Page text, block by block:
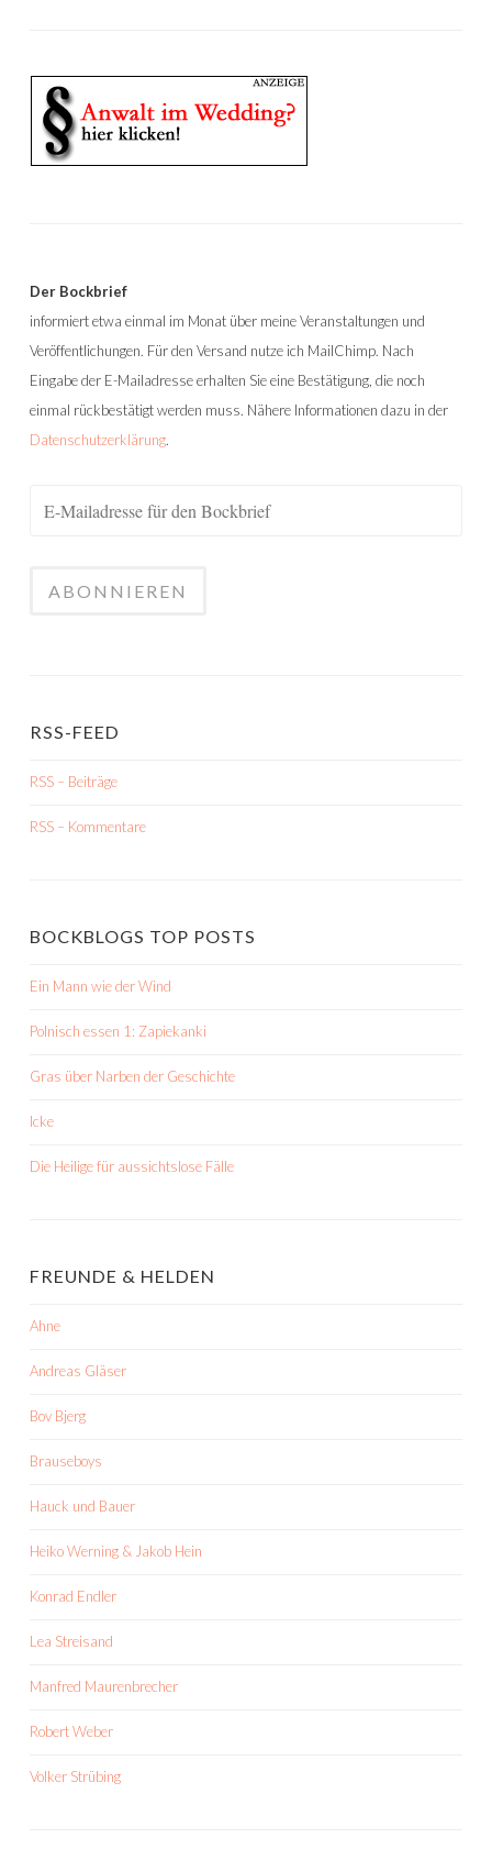
Der Bockbrief
informiert etwa einmal im Monat über meine Veranstaltungen und
Veröffentlichungen. Für den Versand nutze ich MailChimp. Nach
Eingabe der E-Mailadresse erhalten Sie eine Bestätigung, die noch
einmal rückbestätigt werden muss. Nähere Informationen dazu in der
Datenschutzerklärung.
RSS-FEED
RSS – Beiträge
RSS – Kommentare
BOCKBLOGS TOP POSTS
Ein Mann wie der Wind
Polnisch essen 1: Zapiekanki
Gras über Narben der Geschichte
Icke
Die Heilige für aussichtslose Fälle
FREUNDE & HELDEN
Ahne
Andreas Gläser
Bov Bjerg
Brauseboys
Hauck und Bauer
Heiko Werning & Jakob Hein
Konrad Endler
Lea Streisand
Manfred Maurenbrecher
Robert Weber
Volker Strübing